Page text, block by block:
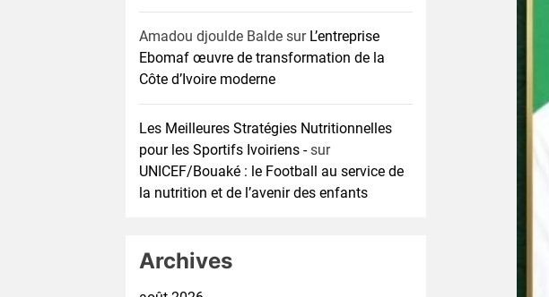
Amadou djoulde Balde sur L’entreprise
Ebomaf œuvre de transformation de la
Côte d’Ivoire moderne
Les Meilleures Stratégies Nutritionnelles
pour les Sportifs Ivoiriens -sur
UNICEF/Bouaké : le Football au service de
la nutrition et de l’avenir des enfants
Archives